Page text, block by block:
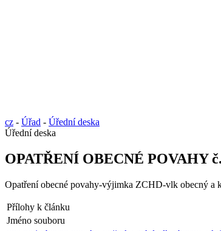
cz - Úřad - Úřední deska
Úřední deska
OPATŘENÍ OBECNÉ POVAHY
Opatření obecné povahy-výjimka ZCHD-vlk obecný a
Přílohy k článku
Jméno souboru